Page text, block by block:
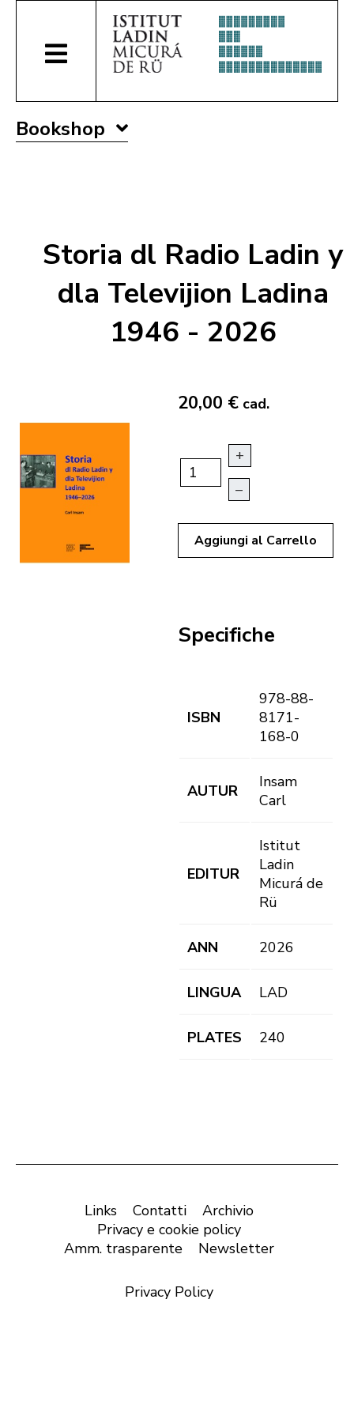
Bookshop
Storia dl Radio Ladin y
dla Televijion Ladina
1946 - 2026
20,00 € cad.
+
–
Aggiungi al Carrello
Specifiche
ISBN
978-88-
8171-
168-0
AUTUR
Insam
Carl
EDITUR
Istitut
Ladin
Micurá de
Rü
ANN 2026
LINGUA LAD
PLATES 240
Links Contatti
Archivio
Privacy e cookie policy
Amm. trasparente
Newsletter
Privacy Policy